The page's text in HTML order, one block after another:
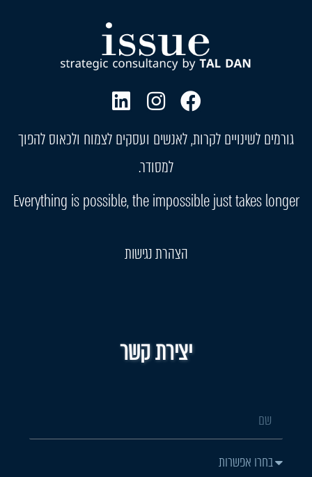
גורמים לשינויים לקרות, לאנשים ועסקים לצמוח ולכאוס להפוך
למסודר.
Everything is possible, the impossible just takes longer
הצהרת נגישות
יצירת קשר